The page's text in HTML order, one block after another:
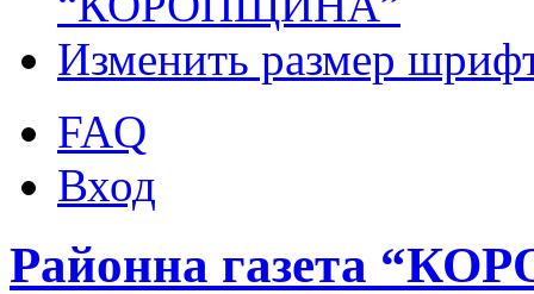
Изменить размер
FAQ
Вход
Районна газета